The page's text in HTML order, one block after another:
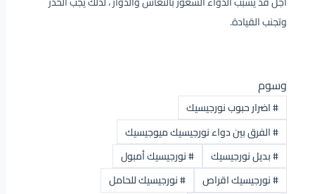
وتجنب القيادة.
وسوم
#اضرار حبوب نورجيسيك
#الفرق بين دواء نورجيسيك ميوجيسيك
#بديل نورجيسيك #نورجيسيك أمبول
#نورجيسيك اقراص #نورجيسيك للحامل